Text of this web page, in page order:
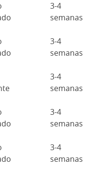
3-4
semanas
3-4
semanas
3-4
semanas
3-4
semanas
3-4
semanas